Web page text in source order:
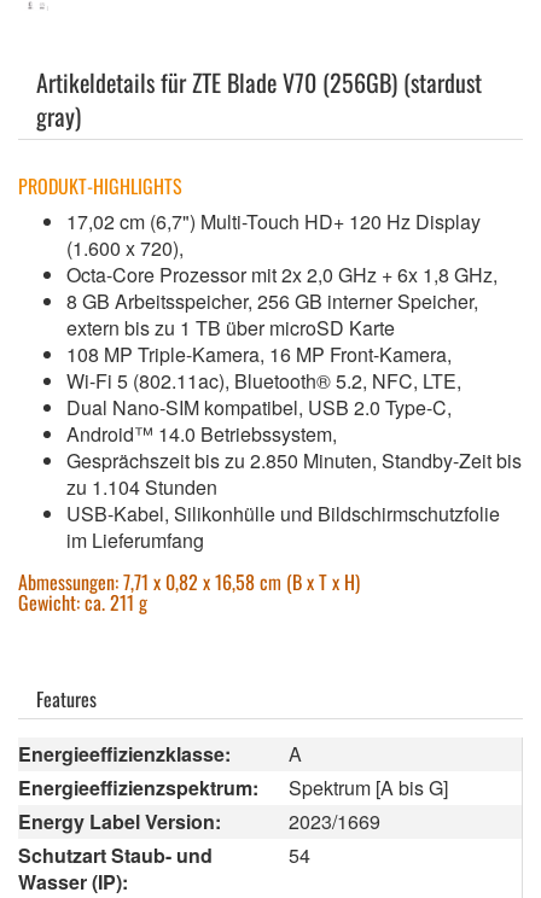
Artikeldetails für ZTE Blade V70 (256GB) (stardust
gray)
PRODUKT-HIGHLIGHTS
17,02 cm (6,7") Multi-Touch HD+ 120 Hz Display
(1.600 x 720),
Octa-Core Prozessor mit 2x 2,0 GHz + 6x 1,8 GHz,
8 GB Arbeitsspeicher, 256 GB interner Speicher,
extern bis zu 1 TB über microSD Karte
108 MP Triple-Kamera, 16 MP Front-Kamera,
Wi-Fi 5 (802.11ac), Bluetooth® 5.2, NFC, LTE,
Dual Nano-SIM kompatibel, USB 2.0 Type-C,
Android™ 14.0 Betriebssystem,
Gesprächszeit bis zu 2.850 Minuten, Standby-Zeit bis
zu 1.104 Stunden
USB-Kabel, Silikonhülle und Bildschirmschutzfolie
im Lieferumfang
Abmessungen: 7,71 x 0,82 x 16,58 cm (B x T x H)
Gewicht: ca. 211 g
Features
Energieeffizienzklasse:
A
Energieeffizienzspektrum:
Spektrum [A bis G]
Energy Label Version:
2023/1669
Schutzart Staub- und
Wasser (IP):
54